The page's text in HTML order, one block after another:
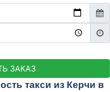
ЗАКАЗ
такси из Керчи в